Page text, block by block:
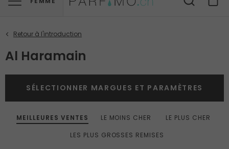
Al Haramain
MEILLEURES VENTES LE MOINS CHER
LE PLUS CHER
LES PLUS GROSSES REMISES
SÉLECTIONNER MARGUES ET PARAMÈTRES